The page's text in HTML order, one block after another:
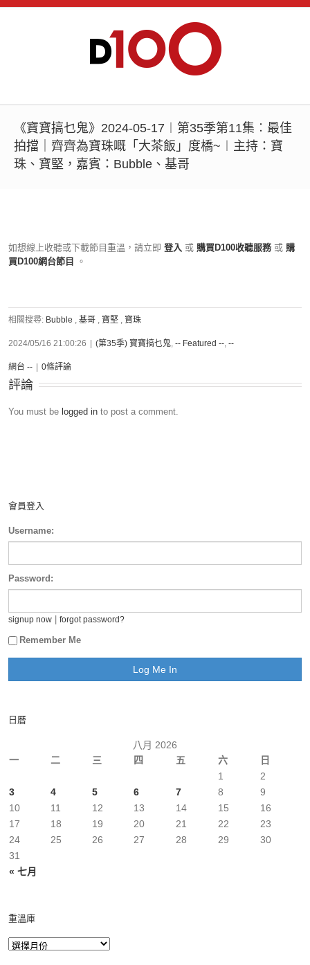
《寶寶搞乜鬼》2024-05-17︱第35季第11集︰最佳
拍擋｜齊齊為寶珠嘅「大茶飯」度橋~︱主持：寶
珠、寶堅，嘉賓：Bubble、基哥
如想線上收聽或下載節目重溫，請立即 登入 或 購買D100收聽服務 或 購
買D100網台節目
。
相關搜尋: Bubble , 基哥 , 寶堅 , 寶珠
2024/05/16 21:00:26 (第35季) 寶寶搞乜鬼, -- Featured --, --
網台 -- 0條評論
評論
You must be logged in to post a comment.
會員登入
Username:
Password:
signup now forgot password?
Remember Me
日曆
八月 2026
一
二 三 四 五 六 日
« 七月
1
2
3
4 5 6 7 8
9
10
11 12 13 14 15
16
17
18 19 20 21 22
23
24
25 26 27 28 29
30
31
重溫庫